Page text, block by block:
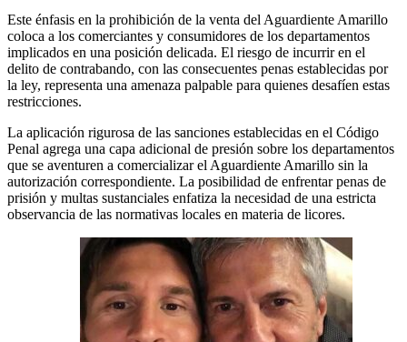
Este énfasis en la prohibición de la venta del Aguardiente Amarillo
coloca a los comerciantes y consumidores de los departamentos
implicados en una posición delicada. El riesgo de incurrir en el
delito de contrabando, con las consecuentes penas establecidas por
la ley, representa una amenaza palpable para quienes desafíen estas
restricciones.
La aplicación rigurosa de las sanciones establecidas en el Código
Penal agrega una capa adicional de presión sobre los departamentos
que se aventuren a comercializar el Aguardiente Amarillo sin la
autorización correspondiente. La posibilidad de enfrentar penas de
prisión y multas sustanciales enfatiza la necesidad de una estricta
observancia de las normativas locales en materia de licores.